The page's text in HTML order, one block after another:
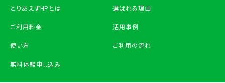
とりあえずHPとは
ご利用料金
使い方
選ばれる理由
活用事例
ご利用の流れ
無料体験申し込み